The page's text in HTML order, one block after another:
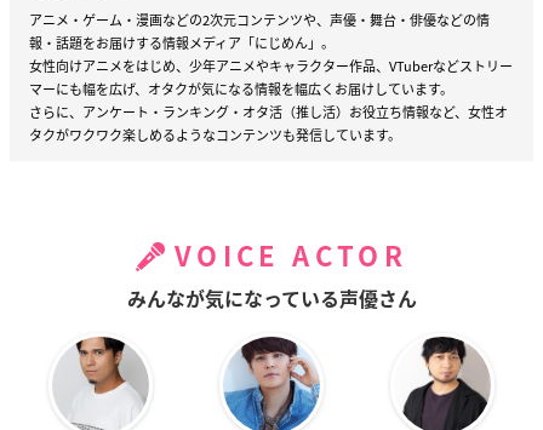
アニメ・ゲーム・漫画などの2次元コンテンツや、声優・舞台・俳優などの情
報・話題をお届けする情報メディア「にじめん」。
女性向けアニメをはじめ、少年アニメやキャラクター作品、VTuberなどストリー
マーにも幅を広げ、オタクが気になる情報を幅広くお届けしています。
さらに、アンケート・ランキング・オタ活（推し活）お役立ち情報など、女性オ
タクがワクワク楽しめるようなコンテンツも発信しています。
VOICE ACTOR
みんなが気になっている声優さん